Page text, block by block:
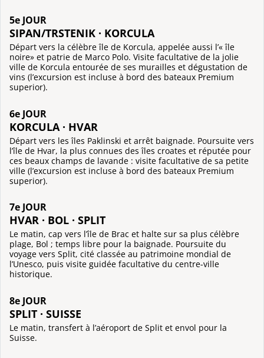
5e JOUR
SIPAN/TRSTENIK · KORCULA
Départ vers la célèbre île de Korcula, appelée aussi l’« île
noire» et patrie de Marco Polo. Visite facultative de la jolie
ville de Korcula entourée de ses murailles et dégustation de
vins (l’excursion est incluse à bord des bateaux Premium
superior).
6e JOUR
KORCULA · HVAR
Départ vers les îles Paklinski et arrêt baignade. Poursuite vers
l’île de Hvar, la plus connues des îles croates et réputée pour
ces beaux champs de lavande : visite facultative de sa petite
ville (l’excursion est incluse à bord des bateaux Premium
superior).
7e JOUR
HVAR · BOL · SPLIT
Le matin, cap vers l’île de Brac et halte sur sa plus célèbre
plage, Bol ; temps libre pour la baignade. Poursuite du
voyage vers Split, cité classée au patrimoine mondial de
l’Unesco, puis visite guidée facultative du centre-ville
historique.
8e JOUR
SPLIT · SUISSE
Le matin, transfert à l’aéroport de Split et envol pour la
Suisse.